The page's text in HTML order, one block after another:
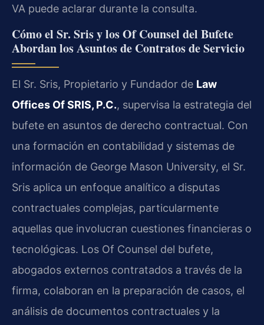
VA puede aclarar durante la consulta.
Cómo el Sr. Sris y los Of Counsel del Bufete
Abordan los Asuntos de Contratos de Servicio
El Sr. Sris, Propietario y Fundador de Law
Offices Of SRIS, P.C., supervisa la estrategia del
bufete en asuntos de derecho contractual. Con
una formación en contabilidad y sistemas de
información de George Mason University, el Sr.
Sris aplica un enfoque analítico a disputas
contractuales complejas, particularmente
aquellas que involucran cuestiones financieras o
tecnológicas. Los Of Counsel del bufete,
abogados externos contratados a través de la
firma, colaboran en la preparación de casos, el
análisis de documentos contractuales y la